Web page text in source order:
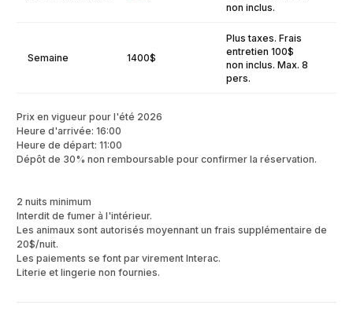
non inclus.
Semaine 1400$
Plus taxes. Frais
entretien 100$
non inclus. Max. 8
pers.
Prix en vigueur pour l'été 2026
Heure d'arrivée: 16:00
Heure de départ: 11:00
Dépôt de 30% non remboursable pour confirmer la réservation.
2 nuits minimum
Interdit de fumer à l'intérieur.
Les animaux sont autorisés moyennant un frais supplémentaire de
20$/nuit.
Les paiements se font par virement Interac.
Literie et lingerie non fournies.